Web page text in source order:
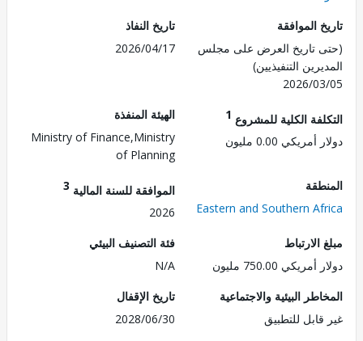
الموافقة
تاريخ العرض على مجلس
التنفيذيين)
2026/
تاريخ النفاذ
2026/04/17
الكلية للمشروع1
0.00 مليون
الهيئة المنفذة
Ministry of Finance,Ministry
of Planning
Eastern and Southern
الموافقة للسنة المالية3
2026
750.00 مليون
فئة التصنيف البيئي
N/A
البيئية والاجتماعية
للتطبيق
تاريخ الإقفال
2028/06/30